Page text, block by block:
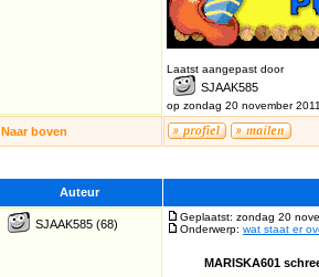
Laatst aangepast door
SJAAK585
op zondag 20 november
Naar boven
Auteur
SJAAK585 (68)
Geplaatst: zondag 20
Onderwerp: wat staat er
MARISKA601